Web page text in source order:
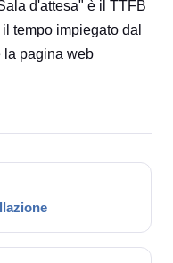
d'attesa" è il TTFB
tempo impiegato dal
la pagina web